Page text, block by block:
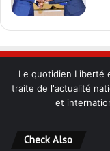
Le quotidien Liberté
traite de l'actualité
et
Check Also